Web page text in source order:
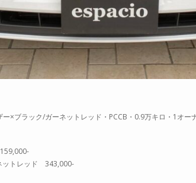
×ブラック/ガーネットレッド・PCCB・0.9万キロ・1オ
ットレッド 343,000-